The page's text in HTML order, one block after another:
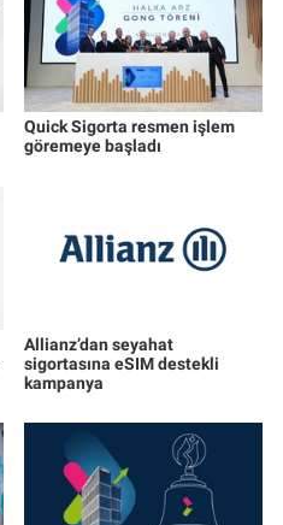
Quick Sigorta resmen işlem
göremeye başladı
Allianz’dan seyahat
sigortasına eSIM destekli
kampanya